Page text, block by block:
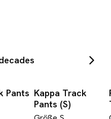
Pants Kappa Track
Pants (S)